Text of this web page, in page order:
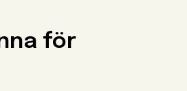
för